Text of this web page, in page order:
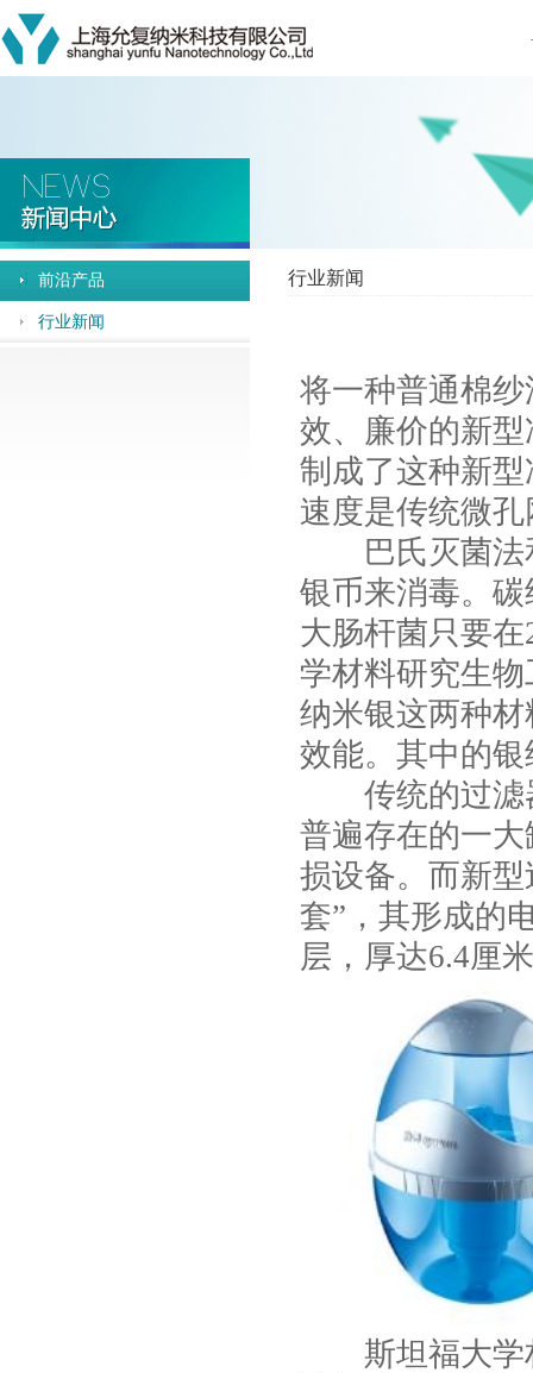
前沿产品
行业新闻
行业新闻
将一种普通棉
效、廉价的新
制成了这种新
速度是传统微
巴氏灭菌法和
银币来消毒。
大肠杆菌只要
学材料研究生
纳米银这两种
效能。其中的
传统的过滤器
普遍存在的一
损设备。而新
套”，其形成的
层，厚达6.4厘
斯坦福大学材